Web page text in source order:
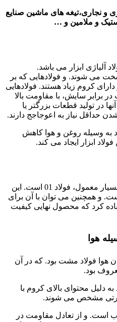
و نجاری،تیغه های ماشین صنایع
و ملامین و …
آلیاژی ابزار می باشد.
می شوند. و فولادهایی که بر
کروم زیاد هستند. فولادهایی
برابر سایش، با مقاومت بالا
در تولید قطعات بزرگتر یا
حداقل نیاز به اعوجاجج دارند.
به وسیله روغن و هوا کاهش
ابزار ایجاد می کند.
یک نوع فولاد سخت کننده روغن بسیار معمول، فولاد 01 است. این
و همچنین می توان با آن برای
کرد که محصول نهایی کیفیت
هوا
هوا فولاد مشت بود. که در آن
بود.
دلیل محتوای بالای کروم با
مشخص می شوند.
است. و از تعادل مقاومت در